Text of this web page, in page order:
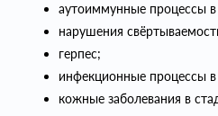
аутоиммунные процессы
нарушения
герпес;
инфекционные процессы
кожные заболевания в